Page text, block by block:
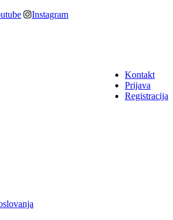
Instagram
Kontakt
Prijava
Registracija